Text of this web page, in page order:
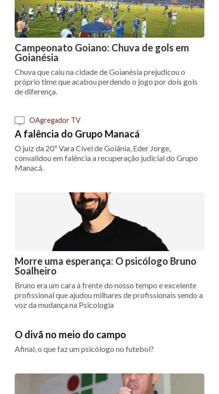
Campeonato Goiano: Chuva de gols em
Goianésia
Chuva que caiu na cidade de Goianésia prejudicou o
próprio time que acabou perdendo o jogo por dois gols
de diferença.
OAgregador TV
A falência do Grupo Manacá
O juiz da 20ª Vara Cível de Goiânia, Eder Jorge,
convalidou em falência a recuperação judicial do Grupo
Manacá.
Morre uma esperança: O psicólogo Bruno
Soalheiro
Bruno era um cara à frente do nosso tempo e excelente
profissional que ajudou milhares de profissionais sendo a
voz da mudança na Psicologia
O divã no meio do campo
Afinal, o que faz um psicólogo no futebol?